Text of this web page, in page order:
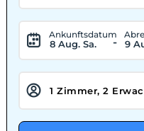
Ankunftsdatum
8 Aug. Sa. - 9